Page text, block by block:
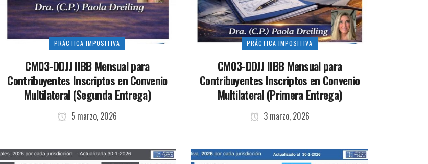
PRÁCTICA IMPOSITIVA
CM03-DDJJ IIBB Mensual para
Contribuyentes Inscriptos en Convenio
Multilateral (Segunda Entrega)
5 marzo, 2026
PRÁCTICA IMPOSITIVA
CM03-DDJJ IIBB Mensual para
Contribuyentes Inscriptos en Convenio
Multilateral (Primera Entrega)
3 marzo, 2026